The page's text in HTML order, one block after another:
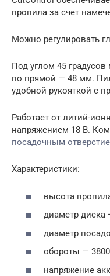
пропила за счет
Можно регулировать
Под углом 45
по прямой — 48 мм.
удобной рукояткой с
Работает от литий-
напряжением 18 В.
посадочным
Характеристики:
высота
диаметр диска
диаметр
обороты —
напряжение